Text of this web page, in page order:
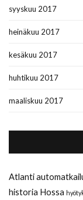
syyskuu 2017
heinäkuu 2017
kesäkuu 2017
huhtikuu 2017
maaliskuu 2017
Atlanti
historia Hossa